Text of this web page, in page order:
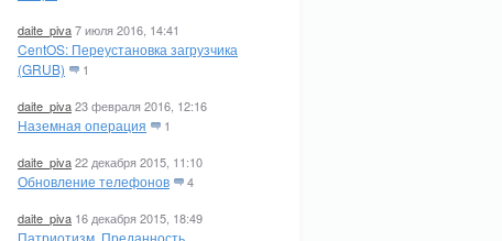
daite_piva7 июля 2016, 14:41
CentOS: Переустановка загрузчика
(GRUB)
1
daite_piva23 февраля 2016, 12:16
Наземная операция 1
daite_piva22 декабря 2015, 11:10
Обновление телефонов 4
daite_piva 16 декабря 2015, 18:49
Патриотизм. Преданность.